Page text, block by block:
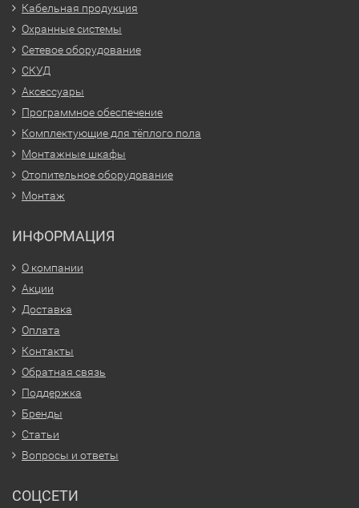
Кабельная продукция
Охранные системы
Сетевое оборудование
СКУД
Аксессуары
Программное обеспечение
Комплектующие для тёплого пола
Монтажные шкафы
Отопительное оборудование
Монтаж
ИНФОРМАЦИЯ
О компании
Акции
Доставка
Оплата
Контакты
Обратная связь
Поддержка
Бренды
Статьи
Вопросы и ответы
СОЦСЕТИ